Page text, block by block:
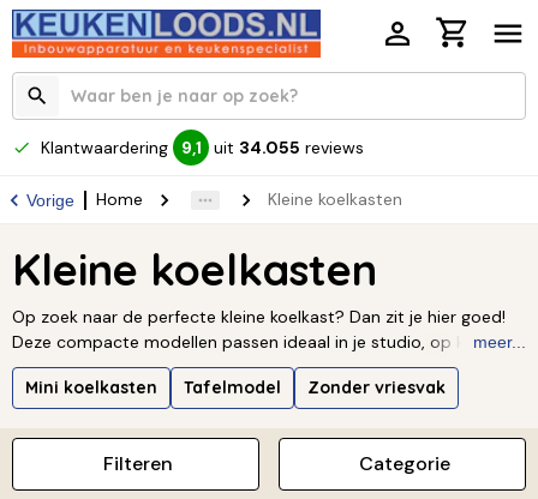
Klantwaardering 9,1 uit 34.055 reviews
Vorige Home Kleine koelkasten
Kleine koelkasten
Op zoek naar de perfecte kleine koelkast? Dan zit je hier goed!
Deze compacte modellen passen ideaal in je studio, op kantoor
of in de bijkeuken. Ze zijn energiezuinig én lekker stil. Met 50 tot
150 liter aan ruimte heb je genoeg plek voor al je favoriete
meer...
Mini koelkasten Tafelmodel Zonder vriesvak
Categorie
Filteren